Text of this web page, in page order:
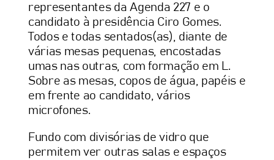
representantes da Agenda 227 e o
candidato à presidência Ciro Gomes.
Todos e todas sentados(as), diante de
várias mesas pequenas, encostadas
umas nas outras, com formação em L.
Sobre as mesas, copos de água, papéis e
em frente ao candidato, vários
microfones.
Fundo com divisórias de vidro que
permitem ver outras salas e espaços